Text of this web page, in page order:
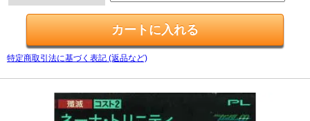
特定商取引法に基づく表記 (返品など)